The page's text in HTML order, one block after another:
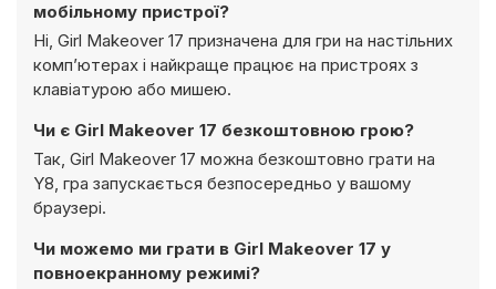
мобільному пристрої?
Ні, Girl Makeover 17 призначена для гри на настільних
комп’ютерах і найкраще працює на пристроях з
клавіатурою або мишею.
Чи є Girl Makeover 17 безкоштовною грою?
Так, Girl Makeover 17 можна безкоштовно грати на
Y8, гра запускається безпосередньо у вашому
браузері.
Чи можемо ми грати в Girl Makeover 17 у
повноекранному режимі?